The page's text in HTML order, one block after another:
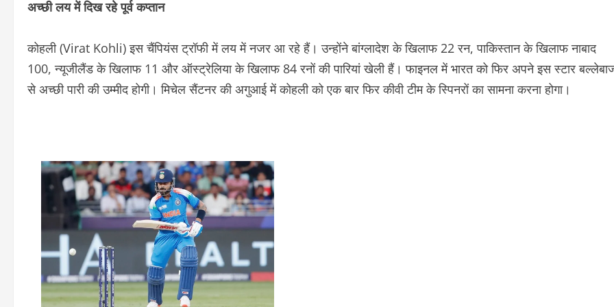
अच्छी लय में दिख रहे पूर्व कप्तान
कोहली (Virat Kohli) इस चैंपियंस ट्रॉफी में लय में नजर आ रहे हैं। उन्होंने बांग्लादेश के खिलाफ 22 रन, पाकिस्तान के खिलाफ नाबाद
100, न्यूजीलैंड के खिलाफ 11 और ऑस्ट्रेलिया के खिलाफ 84 रनों की पारियां खेली हैं। फाइनल में भारत को फिर अपने इस स्टार
से अच्छी पारी की उम्मीद होगी। मिचेल सैंटनर की अगुआई में कोहली को एक बार फिर कीवी टीम के स्पिनरों का सामना करना होगा।